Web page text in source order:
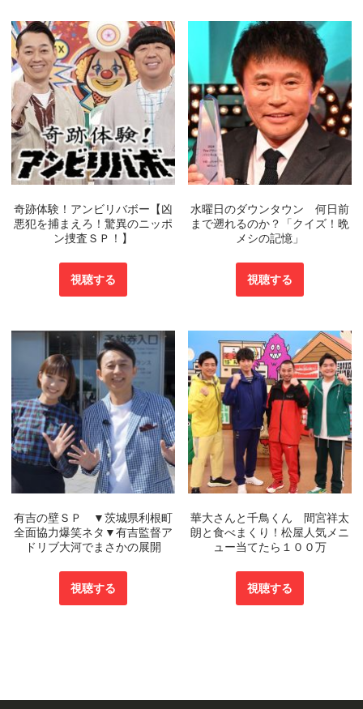
奇跡体験！アンビリバボー【凶
悪犯を捕まえろ！驚異のニッポ
ン捜査ＳＰ！】
視聴する
水曜日のダウンタウン 何日前
まで遡れるのか？「クイズ！晩
メシの記憶」
視聴する
有吉の壁ＳＰ ▼茨城県利根町
全面協力爆笑ネタ▼有吉監督ア
ドリブ大河でまさかの展開
視聴する
華大さんと千鳥くん 間宮祥太
朗と食べまくり！松屋人気メニ
ュー当てたら１００万
視聴する